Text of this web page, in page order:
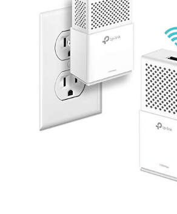
Cartes
mères